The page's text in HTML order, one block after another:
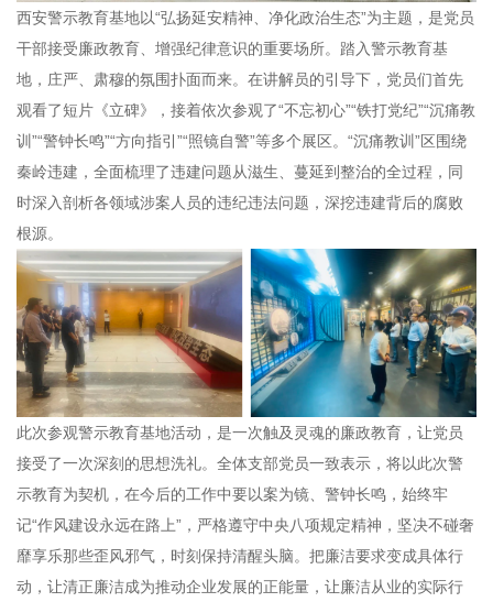
西安警示教育基地以“弘扬延安精神、净化政治生态”为主题，是党员
干部接受廉政教育、增强纪律意识的重要场所。踏入警示教育基
地，庄严、肃穆的氛围扑面而来。在讲解员的引导下，党员们首先
观看了短片《立碑》，接着依次参观了“不忘初心”“铁打党纪”“沉痛教
训”“警钟长鸣”“方向指引”“照镜自警”等多个展区。“沉痛教训”区围绕
秦岭违建，全面梳理了违建问题从滋生、蔓延到整治的全过程，同
时深入剖析各领域涉案人员的违纪违法问题，深挖违建背后的腐败
根源。
此次参观警示教育基地活动，是一次触及灵魂的廉政教育，让党员
接受了一次深刻的思想洗礼。全体支部党员一致表示，将以此次警
示教育为契机，在今后的工作中要以案为镜、警钟长鸣，始终牢
记“作风建设永远在路上”，严格遵守中央八项规定精神，坚决不碰奢
靡享乐那些歪风邪气，时刻保持清醒头脑。把廉洁要求变成具体行
动，让清正廉洁成为推动企业发展的正能量，让廉洁从业的实际行